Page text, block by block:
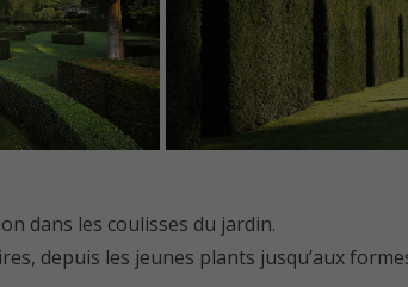
dans les coulisses du jardin.
depuis les jeunes plants jusqu’aux